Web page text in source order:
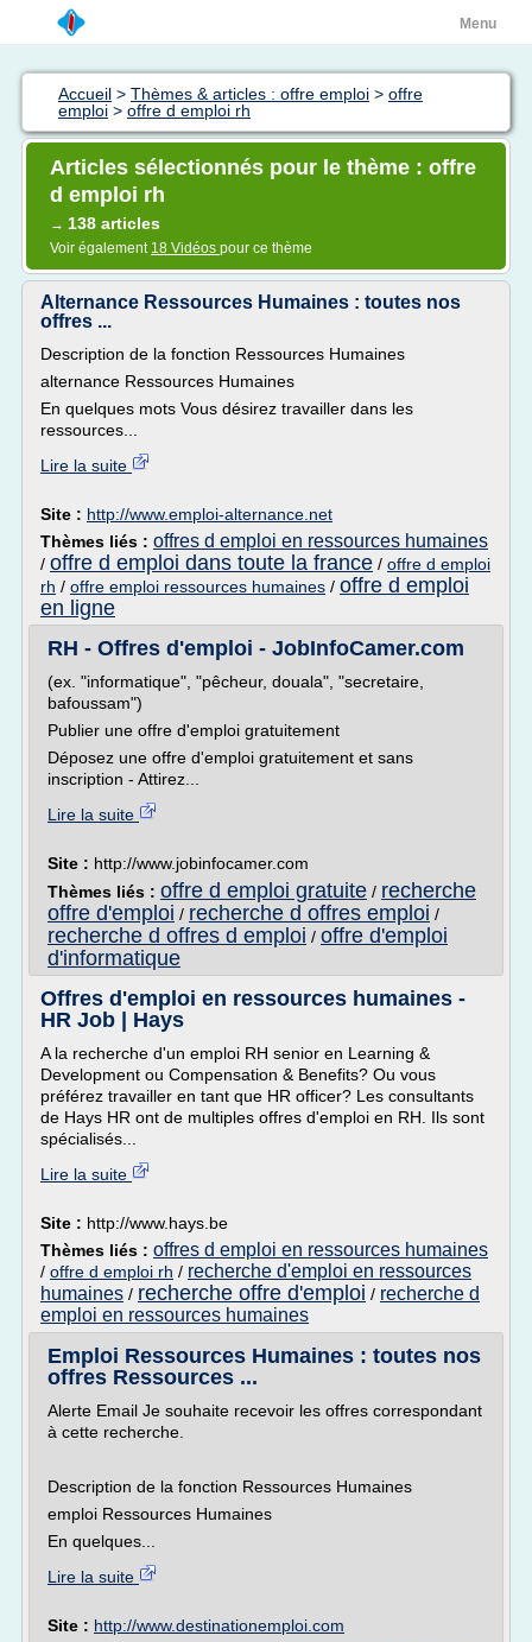
Menu
Accueil > Thèmes & articles : offre emploi > offre
emploi > offre d emploi rh
Articles sélectionnés pour le thème : offre
d emploi rh
→ 138 articles
Voir également 18 Vidéos pour ce thème
Alternance Ressources Humaines : toutes nos
offres ...
Description de la fonction Ressources Humaines
alternance Ressources Humaines
En quelques mots Vous désirez travailler dans les
ressources...
Lire la suite
Site : http://www.emploi-alternance.net
Thèmes liés : offres d emploi en ressources humaines
/ offre d emploi dans toute la france / offre d emploi
rh / offre emploi ressources humaines / offre d emploi
en ligne
RH - Offres d'emploi - JobInfoCamer.com
(ex. "informatique", "pêcheur, douala", "secretaire,
bafoussam")
Publier une offre d'emploi gratuitement
Déposez une offre d'emploi gratuitement et sans
inscription - Attirez...
Lire la suite
Site : http://www.jobinfocamer.com
Thèmes liés : offre d emploi gratuite / recherche
offre d'emploi / recherche d offres emploi /
recherche d offres d emploi / offre d'emploi
d'informatique
Offres d'emploi en ressources humaines -
HR Job | Hays
A la recherche d'un emploi RH senior en Learning &
Development ou Compensation & Benefits? Ou vous
préférez travailler en tant que HR officer? Les consultants
de Hays HR ont de multiples offres d'emploi en RH. Ils sont
spécialisés...
Lire la suite
Site : http://www.hays.be
Thèmes liés : offres d emploi en ressources humaines
/ offre d emploi rh / recherche d'emploi en ressources
humaines / recherche offre d'emploi / recherche d
emploi en ressources humaines
Emploi Ressources Humaines : toutes nos
offres Ressources ...
Alerte Email Je souhaite recevoir les offres correspondant
à cette recherche.
Description de la fonction Ressources Humaines
emploi Ressources Humaines
En quelques...
Lire la suite
Site : http://www.destinationemploi.com